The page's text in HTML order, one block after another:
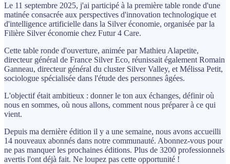
Le 11 septembre 2025, j'ai participé à la première table ronde d'une
matinée consacrée aux perspectives d'innovation technologique et
d'intelligence artificielle dans la Silver économie, organisée par la
Filière Silver économie chez Futur 4 Care.
Cette table ronde d'ouverture, animée par Mathieu Alapetite,
directeur général de France Silver Eco, réunissait également Romain
Ganneau, directeur général du cluster Silver Valley, et Mélissa Petit,
sociologue spécialisée dans l'étude des personnes âgées.
L'objectif était ambitieux : donner le ton aux échanges, définir où
nous en sommes, où nous allons, comment nous préparer à ce qui
vient.
Depuis ma dernière édition il y a une semaine, nous avons accueilli
14 nouveaux abonnés dans notre communauté. Abonnez-vous pour
ne pas manquer les prochaines éditions. Plus de 3200 professionnels
avertis l'ont déjà fait. Ne loupez pas cette opportunité !